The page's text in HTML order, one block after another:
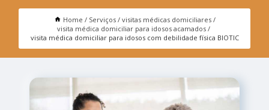
Home Serviços
visitas médicas domiciliares
visita médica domiciliar para idosos acamados
visita médica domiciliar para idosos com debilidade física BIOTIC